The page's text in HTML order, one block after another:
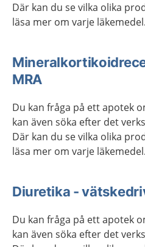
Där kan du se vilka olika
läsa mer om varje läkemedel.
MRA
Du kan fråga på ett apotek
kan även söka efter det
Där kan du se vilka olika
läsa mer om varje läkemedel.
Diuretika -
Du kan fråga på ett apotek
kan även söka efter det